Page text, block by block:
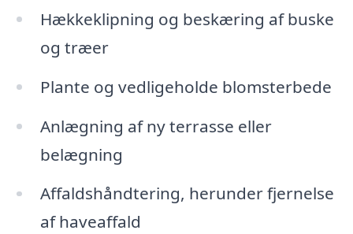
Hækkeklipning og beskæring af buske
og træer
Plante og vedligeholde blomsterbede
Anlægning af ny terrasse eller
belægning
Affaldshåndtering, herunder fjernelse
af haveaffald